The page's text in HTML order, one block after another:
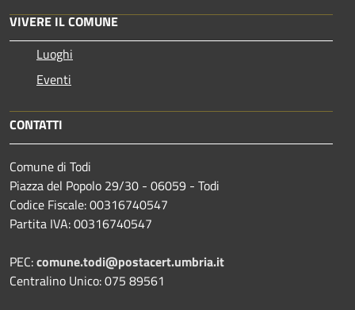
VIVERE IL COMUNE
Luoghi
Eventi
CONTATTI
Comune di Todi
Piazza del Popolo 29/30 - 06059 - Todi
Codice Fiscale: 00316740547
Partita IVA: 00316740547
PEC:comune.todi@postacert.umbria.it
Centralino Unico: 075 89561